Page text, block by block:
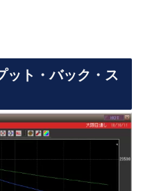
ット・バック・ス